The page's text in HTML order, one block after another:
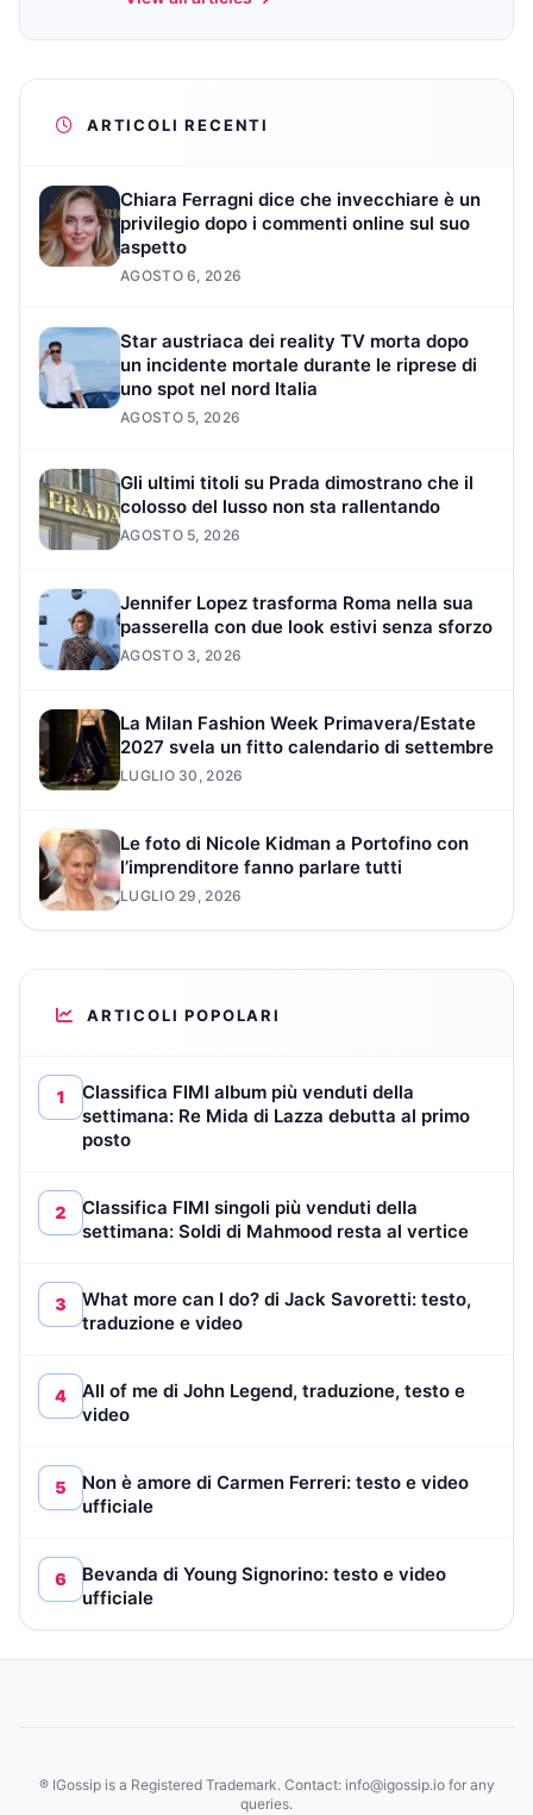
ARTICOLI RECENTI
Chiara Ferragni dice che invecchiare è un
privilegio dopo i commenti online sul suo
aspetto
AGOSTO 6, 2026
Star austriaca dei reality TV morta dopo
un incidente mortale durante le riprese di
uno spot nel nord Italia
AGOSTO 5, 2026
Gli ultimi titoli su Prada dimostrano che il
colosso del lusso non sta rallentando
AGOSTO 5, 2026
Jennifer Lopez trasforma Roma nella sua
passerella con due look estivi senza sforzo
AGOSTO 3, 2026
La Milan Fashion Week Primavera/Estate
2027 svela un fitto calendario di settembre
LUGLIO 30, 2026
Le foto di Nicole Kidman a Portofino con
l’imprenditore fanno parlare tutti
LUGLIO 29, 2026
ARTICOLI POPOLARI
1
Classifica FIMI album più venduti della
settimana: Re Mida di Lazza debutta al primo
posto
2
Classifica FIMI singoli più venduti della
settimana: Soldi di Mahmood resta al vertice
3
What more can I do? di Jack Savoretti: testo,
traduzione e video
4
All of me di John Legend, traduzione, testo e
video
5
Non è amore di Carmen Ferreri: testo e video
ufficiale
6
Bevanda di Young Signorino: testo e video
ufficiale
® IGossip is a Registered Trademark. Contact: info@igossip.io for any
queries.